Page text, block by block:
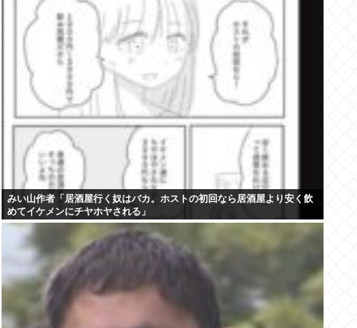
みい山作者「居酒屋行く奴はバカ。ホストの初回なら居酒屋より安く飲
めてイケメンにチヤホヤされる」